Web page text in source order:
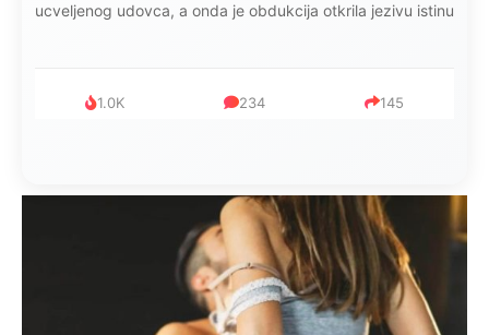
ucveljenog udovca, a onda je obdukcija otkrila jezivu istinu
1.0K 234 145